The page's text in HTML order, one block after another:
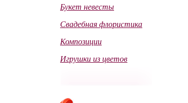
Букет невесты
Свадебная флористика
Композиции
Игрушки из цветов